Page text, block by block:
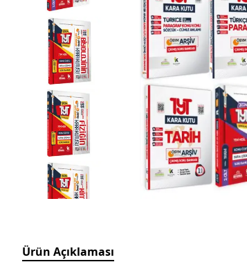
Ürün Açıklaması